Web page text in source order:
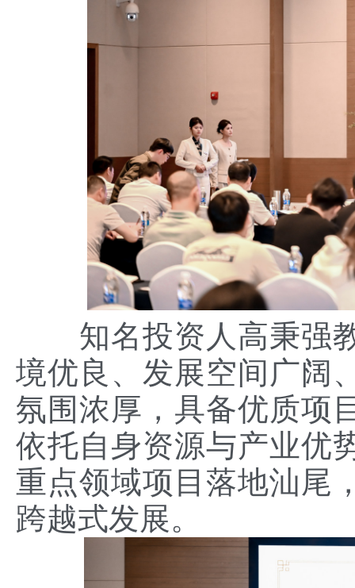
知名投资人高秉强教
境优良、发展空间广阔
氛围浓厚，具备优质项
依托自身资源与产业优
重点领域项目落地汕尾
跨越式发展。